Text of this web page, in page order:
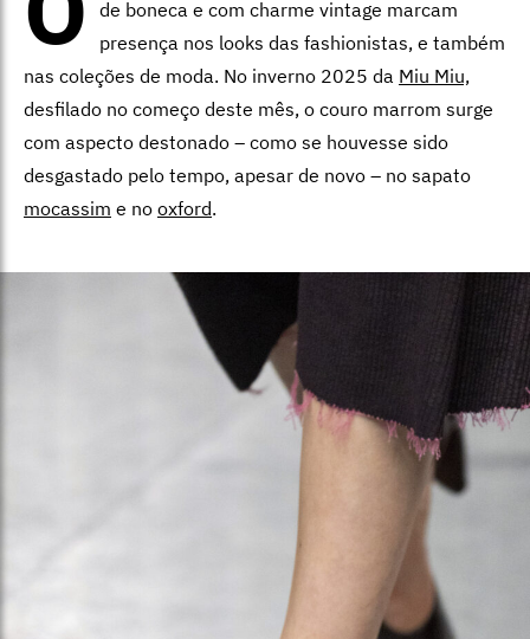
de boneca e com charme vintage marcam
presença nos looks das fashionistas, e também
nas coleções de moda. No inverno 2025 da Miu Miu,
desfilado no começo deste mês, o couro marrom surge
com aspecto destonado – como se houvesse sido
desgastado pelo tempo, apesar de novo – no sapato
mocassim e no oxford.